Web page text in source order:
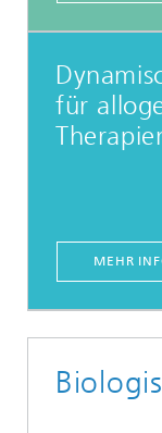
für
MEHR